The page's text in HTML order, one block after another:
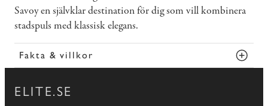
Savoy en självklar destination för dig som vill kombinera
stadspuls med klassisk elegans.
Fakta & villkor
ELITE.SE